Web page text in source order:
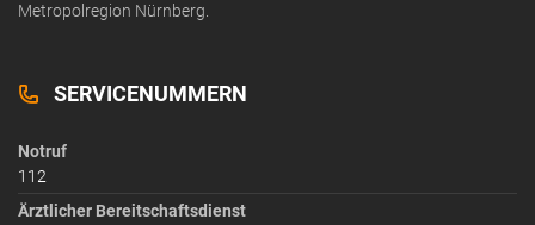
Metropolregion Nürnberg.
SERVICENUMMERN
Notruf
112
Ärztlicher Bereitschaftsdienst